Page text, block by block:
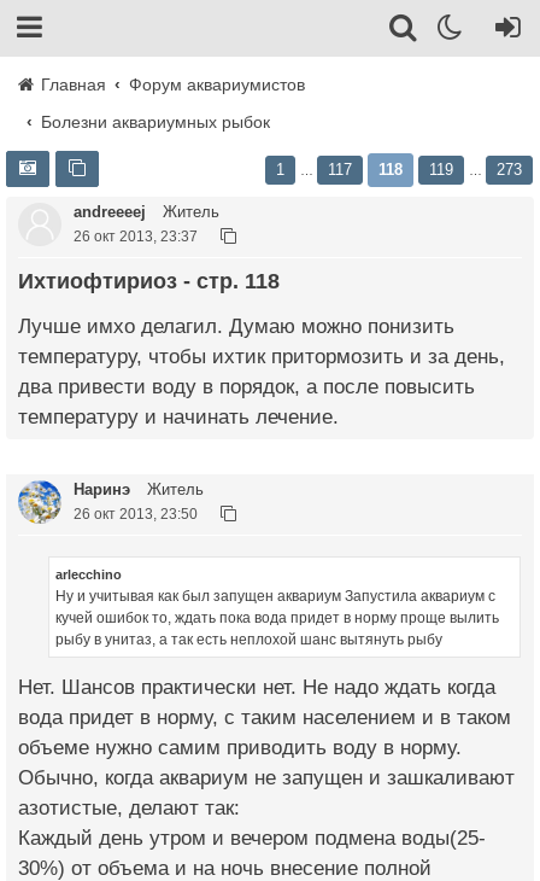
Главная
Форум аквариумистов
Болезни аквариумных рыбок
1 117 118 119 273
andreeeej Житель
26 окт 2013, 23:37
Ихтиофтириоз - стр. 118
Лучше имхо делагил. Думаю можно понизить
температуру, чтобы ихтик притормозить и за день,
два привести воду в порядок, а после повысить
температуру и начинать лечение.
Наринэ Житель
26 окт 2013, 23:50
arlecchino
Ну и учитывая как был запущен аквариум Запустила аквариум с
кучей ошибок то, ждать пока вода придет в норму проще вылить
рыбу в унитаз, а так есть неплохой шанс вытянуть рыбу
Нет. Шансов практически нет. Не надо ждать когда
вода придет в норму, с таким населением и в таком
объеме нужно самим приводить воду в норму.
Обычно, когда аквариум не запущен и зашкаливают
азотистые, делают так:
Каждый день утром и вечером подмена воды(25-
30%) от объема и на ночь внесение полной